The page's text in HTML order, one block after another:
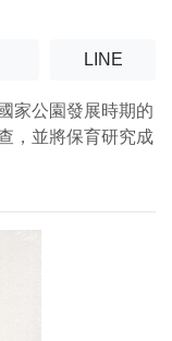
新視窗)
至噗浪(另開新視窗)
LINE(另開
家公園發展時期的
，並將保育研究成